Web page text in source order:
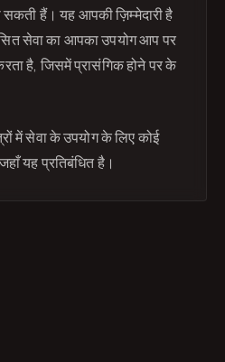
सकती हैं। यह आपकी ज़िम्मेदारी है
सेवा का आपका उपयोग आप पर
है, जिसमें प्रासंगिक होने पर के
में सेवा के उपयोग के लिए कोई
यह प्रतिबंधित है।